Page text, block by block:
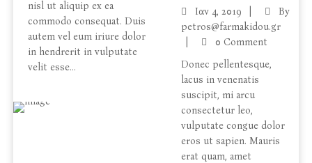
nisl ut aliquip ex ea
commodo consequat. Duis
autem vel eum iriure dolor
in hendrerit in vulputate
velit esse...
Ιαν 4, 2019
By
petros@farmakidou.gr
0 Comment
Donec pellentesque,
lacus in venenatis
suscipit, mi arcu
consectetur leo,
vulputate congue dolor
eros ut sapien. Mauris
erat quam, amet